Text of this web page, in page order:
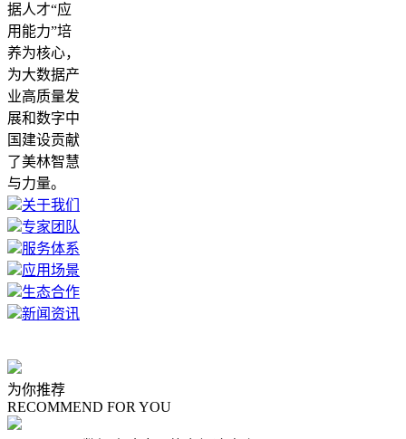
据人才“应
用能力”培
养为核心，
为大数据产
业高质量发
展和数字中
国建设贡献
了美林智慧
与力量。
关于我们
专家团队
服务体系
应用场景
生态合作
新闻资讯
为你推荐
RECOMMEND FOR YOU